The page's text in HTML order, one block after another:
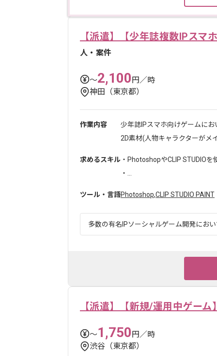
【派遣】【少年誌複数IPスマ
人・案件
〜2,100円／時
神田（東京都）
作業内容
少年誌IPスマホ向けゲームにお
2D素材(人物キャラクターがメ
求めるスキル ・PhotoshopやCLIP STUDIO
・...
ツール・言語Photoshop,CLIP STUDIO PAINT
多数の有名IPソーシャルゲーム開発にお
【派遣】【新規/運用中ゲー
〜1,750円／時
渋谷（東京都）